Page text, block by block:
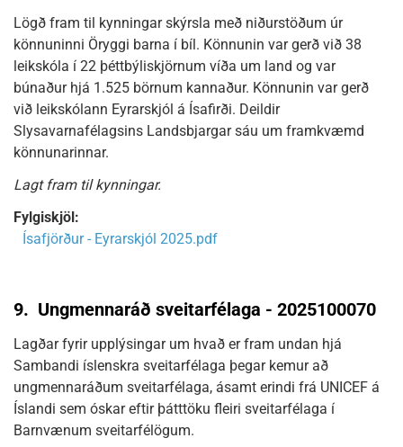
Lögð fram til kynningar skýrsla með niðurstöðum úr
könnuninni Öryggi barna í bíl. Könnunin var gerð við 38
leikskóla í 22 þéttbýliskjörnum víða um land og var
búnaður hjá 1.525 börnum kannaður. Könnunin var gerð
við leikskólann Eyrarskjól á Ísafirði. Deildir
Slysavarnafélagsins Landsbjargar sáu um framkvæmd
könnunarinnar.
Lagt fram til kynningar.
Fylgiskjöl:
Ísafjörður - Eyrarskjól 2025.pdf
9. Ungmennaráð sveitarfélaga - 2025100070
Lagðar fyrir upplýsingar um hvað er fram undan hjá
Sambandi íslenskra sveitarfélaga þegar kemur að
ungmennaráðum sveitarfélaga, ásamt erindi frá UNICEF á
Íslandi sem óskar eftir þátttöku fleiri sveitarfélaga í
Barnvænum sveitarfélögum.